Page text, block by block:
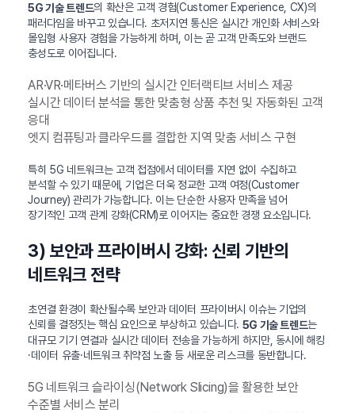
5G 기술 트렌드의 확산은 고객 경험(Customer Experience, CX)의
패러다임을 바꾸고 있습니다. 초저지연 통신은 실시간 개인화 서비스와
몰입형 사용자 경험을 가능하게 하며, 이는 곧 고객 만족도와 브랜드
충성도로 이어집니다.
AR·VR·메타버스 기반의 실시간 인터랙티브 서비스 제공
실시간 데이터 분석을 통한 맞춤형 상품 추천 및 자동화된 고객
응대
엣지 컴퓨팅과 클라우드를 결합한 지역 맞춤 서비스 구현
특히 5G 네트워크는 고객 접점에서 데이터를 지연 없이 수집하고
분석할 수 있기 때문에, 기업은 더욱 정교한 고객 여정(Customer
Journey) 관리가 가능합니다. 이는 단순한 사용자 만족을 넘어
장기적인 고객 관계 강화(CRM)로 이어지는 중요한 경쟁 요소입니다.
3) 보안과 프라이버시 강화: 신뢰 기반의
네트워크 전략
초연결 환경이 확산될수록 보안과 데이터 프라이버시 이슈는 기업의
신뢰를 결정짓는 핵심 요인으로 부상하고 있습니다. 5G 기술 트렌드는
대규모 기기 연결과 실시간 데이터 전송을 가능하게 하지만, 동시에 해킹
·데이터 유출·네트워크 취약점 노출 등 새로운 리스크를 동반합니다.
5G 네트워크 슬라이싱(Network Slicing)을 활용한 보안
수준별 서비스 분리